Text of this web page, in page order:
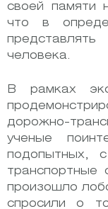
своей памяти
что в
человека.
В рамках
дорожно-
ученые
подопытных,
транспортные
произошло
спросили о